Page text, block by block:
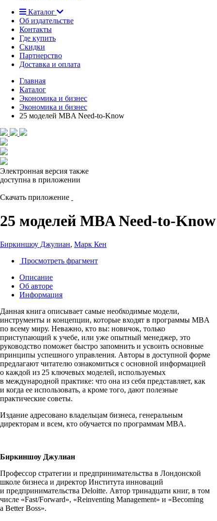
Каталог
Об издательстве
Контакты
Где купить
Скидки
Партнерство
Доставка и оплата
Главная
Каталог
Экономика и бизнес
Экономика и бизнес
25 моделей MBA Need-to-Know
Электронная версия также
доступна в приложении
Скачать приложение
25 моделей MBA Need-to-Know
Биркиншоу Джулиан, Марк Кен
Просмотреть фрагмент
Описание
Об авторе
Информация
Данная книга описывает самые необходимые модели,
инструменты и концепции, которые входят в программы MBA
по всему миру. Неважно, кто вы: новичок, только
приступающий к учебе, или уже опытный менеджер, это
руководство поможет быстро запомнить и усвоить основные
принципы успешного управления. Авторы в доступной форме
предлагают читателю ознакомиться с основной информацией
о каждой из 25 ключевых моделей, используемых
в международной практике: что она из себя представляет, как
и когда ее использовать, а кроме того, дают полезные
практические советы.
Издание адресовано владельцам бизнеса, генеральным
директорам и всем, кто обучается по программам MBA.
Биркиншоу Джулиан
Профессор стратегии и предпринимательства в Лондонской
школе бизнеса и директор Института инноваций
и предпринимательства Deloitte. Автор тринадцати книг, в том
числе «Fast/Forward», «Reinventing Management» и «Becoming
a Better Boss».